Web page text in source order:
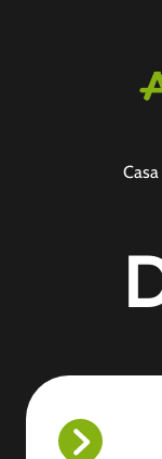
Casa